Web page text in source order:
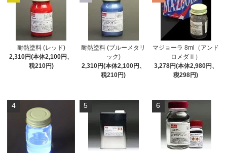
耐熱塗料 (レッド)
2,310円(本体2,100円、
税210円)
耐熱塗料 (ブルーメタリ
ック)
2,310円(本体2,100円、
税210円)
マジョーラ 8ml（アンド
ロメダⅡ）
3,278円(本体2,980円、
税298円)
4 5 6